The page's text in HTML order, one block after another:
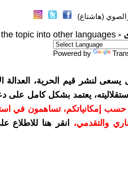
(هاشتاغ)
-
topic into other languages
Powered by
لنشر قيم الحرية، العدالة
يعتمد بشكل كامل على
أو أكثر حسب إمكانياتكم، تساهمون في
والتقدمي،
انقر هنا للاطلاع